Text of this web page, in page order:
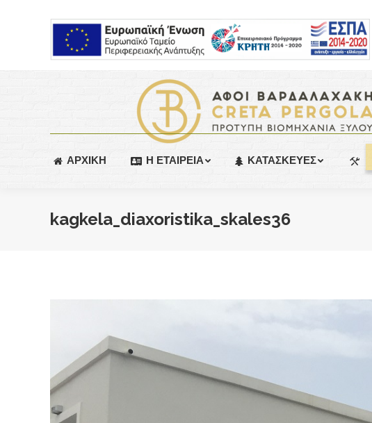
ΑΡΧΙΚΗ Η ΕΤΑΙΡΕΙΑ ΚΑΤΑΣΚΕΥΕΣ
kagkela_diaxoristika_skales36